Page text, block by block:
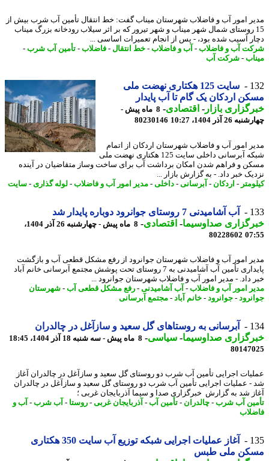
امور آب و فاضلاب شهرستان میناب گفت: خط انتقال تأمین آب شرب بیش از
روستای شمال شهر میناب و شهر تیرور که بر اثر سیلاب رودخانه بزرگ میناب
آسیب شده بود، - پس از انجام تعمیرات اساسی ...
آب و فاضلاب-آب و فاضلاب-خط انتقال-فاضلاب-تأمین آب شرب-
-شرکت آب
سایت 125 هکتاری نهضت ملی
اردکان یک گام تا آب پایدار
بازار- اقتصادی- 8 ماه پیش -
26 آذر 1404، 10:27
80230146
امور آب و فاضلاب شهرستان اردکان از اتمام
شبکه آبرسانی داخلی سایت 125 هکتاری نهضت ملی
و فراهم شدن امکان برداشت آب برای ساخت وساز متقاضیان در آینده
خبر داد. - به گزارش بازار ...
-اردکان-آبرسانی-داخلی -مدیر امور آب و فاضلاب-لوله گذاری- سایت
آب آشامیدنی 7 روستای جوانرود دوباره پایدار شد
صداوسیما-اقتصادی-
8 ماه پیش - چهارشنبه 26 آذر 1404،
80228602
امور آب و فاضلاب شهرستان جوانرود از رفع مشکل قطعی آب و بازگشت
پایداری تأمین آب آشامیدنی به 7 روستای تحت پوشش مجتمع آبرسانی خانم آباد
داد. - مدیر امور آب و فاضلاب شهرستان جوانرود ...
امور آب و فاضلاب-آب آشامیدنی-رفع مشکل قطعی آب- شهرستان
- جوانرود - خانم آباد- مجتمع آبرسانی
آبرسانی به روستاهای گل سعید و سازآغل در چالدران
صداوسیما-سیاسی-8 ماه پیش - سه شنبه 18 آذر 1404، 18:45
اجرایی تأمین آب شرب دو روستای گل سعید و سازآغل در چالدران آغاز
عملیات اجرایی تأمین آب شرب دو روستای گل سعید و سازآغل در چالدران
شد به گزارش خبرگزاری صدا و سیما آذربایجان غربی ؛
آب شرب- چالدران- تأمین آب- آذربایجان غربی- روستا-آب شرب- آب و
آغاز عملیات اجرایی شبکه توزیع آب سایت 350 هکتاری
ملی طبس